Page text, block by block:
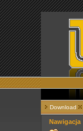
Download
Nawigacja